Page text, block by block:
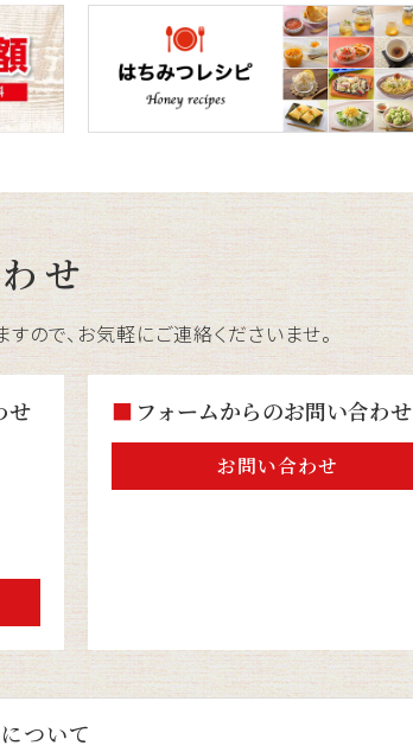
せ
ので、お気軽にご連絡くださいませ。
せ フォームからのお問い合わせ
お問い合わせ
ついて